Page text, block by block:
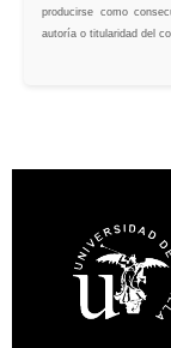
producirse como
autoría o titularidad del